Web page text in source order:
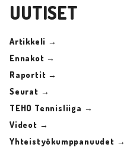
UUTISET
Artikkeli →
Ennakot →
Raportit →
Seurat →
TEHO Tennisliiga →
Videot →
Yhteistyökumppanuudet →